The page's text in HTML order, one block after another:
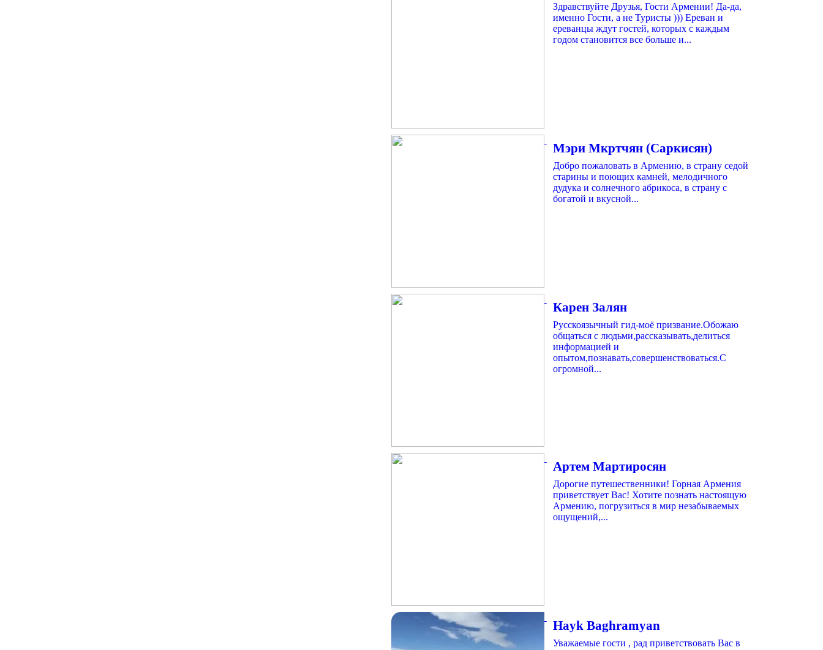
Здравствуйте Друзья, Гости Армении! Да-да,
именно Гости, а не Туристы ))) Ереван и
ереванцы ждут гостей, которых с каждым
годом становится все больше и...
Мэри Мкртчян (Саркисян)
Добро пожаловать в Армению, в страну седой
старины и поющих камней, мелодичного
дудука и солнечного абрикоса, в страну с
богатой и вкусной...
Карен Залян
Русскоязычный гид-моё призвание.Обожаю
общаться с людьми,рассказывать,делиться
информацией и
опытом,познавать,совершенствоваться.С
огромной...
Артем Мартиросян
Дорогие путешественники! Горная Армения
приветствует Вас! Хотите познать настоящую
Армению, погрузиться в мир незабываемых
ощущений,...
Hayk Baghramyan
Уважаемые гости , рад приветствовать Вас в